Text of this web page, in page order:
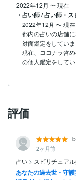
2022年12月 〜現在
・占い師 / 占い師・
2022年12月 〜現在
都内の占いの店舗に
対面鑑定をしていま
現在、ココナラ含
の個人鑑定をしてい
評価
2ヶ月前
占い > スピリチュア
あなたの過去世・守